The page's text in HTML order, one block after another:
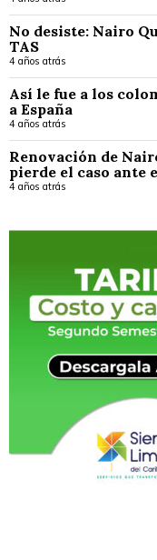
No desiste: Nairo
TAS
4 años atrás
Así le fue a los
a España
4 años atrás
Renovación de
pierde el caso ante
4 años atrás